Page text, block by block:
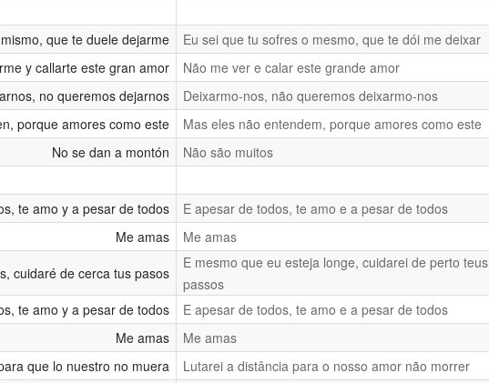
que te duele dejarme
Eu sei que tu sofres o mesmo, que te dói me deixar
y callarte este gran amor
Não me ver e calar este grande amor
no queremos dejarnos
Deixarmo-nos, não queremos deixarmo-nos
porque amores como este
Mas eles não entendem, porque amores como este
No se dan a montón
Não são muitos
te amo y a pesar de todos
E apesar de todos, te amo e a pesar de todos
Me amas
Me amas
cuidaré de cerca tus pasos
E mesmo que eu esteja longe, cuidarei de perto teus
passos
te amo y a pesar de todos
E apesar de todos, te amo e a pesar de todos
Me amas
Me amas
que lo nuestro no muera
Lutarei a distância para o nosso amor não morrer